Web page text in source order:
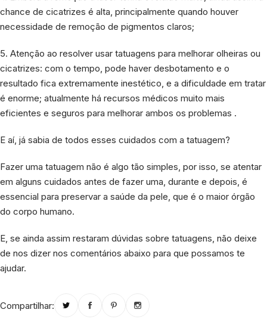
chance de cicatrizes é alta, principalmente quando houver
necessidade de remoção de pigmentos claros;
5. Atenção ao resolver usar tatuagens para melhorar olheiras ou
cicatrizes: com o tempo, pode haver desbotamento e o
resultado fica extremamente inestético, e a dificuldade em tratar
é enorme; atualmente há recursos médicos muito mais
eficientes e seguros para melhorar ambos os problemas .
E aí, já sabia de todos esses cuidados com a tatuagem?
Fazer uma tatuagem não é algo tão simples, por isso, se atentar
em alguns cuidados antes de fazer uma, durante e depois, é
essencial para preservar a saúde da pele, que é o maior órgão
do corpo humano.
E, se ainda assim restaram dúvidas sobre tatuagens, não deixe
de nos dizer nos comentários abaixo para que possamos te
ajudar.
Compartilhar: